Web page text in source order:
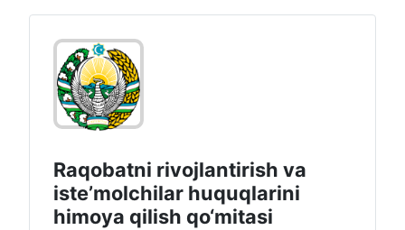
Raqobatni rivojlantirish va
isteʼmolchilar huquqlarini
himoya qilish qo‘mitasi